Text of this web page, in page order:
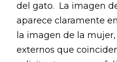
del gato. La imagen
aparece claramente
la imagen de la
externos que